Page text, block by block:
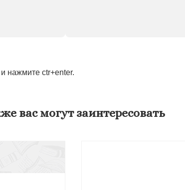
нажмите ctr+enter.
вас могут заинтересовать